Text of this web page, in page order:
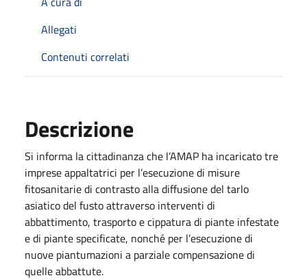
Allegati
Contenuti correlati
Descrizione
Si informa la cittadinanza che l’AMAP ha incaricato tre
imprese appaltatrici per l’esecuzione di misure
fitosanitarie di contrasto alla diffusione del tarlo
asiatico del fusto attraverso interventi di
abbattimento, trasporto e cippatura di piante infestate
e di piante specificate, nonché per l’esecuzione di
nuove piantumazioni a parziale compensazione di
quelle abbattute.